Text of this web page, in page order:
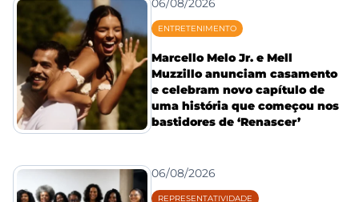
06/08/2026
ENTRETENIMENTO
Marcello Melo Jr. e Mell
Muzzillo anunciam casamento
e celebram novo capítulo de
uma história que começou nos
bastidores de ‘Renascer’
06/08/2026
REPRESENTATIVIDADE